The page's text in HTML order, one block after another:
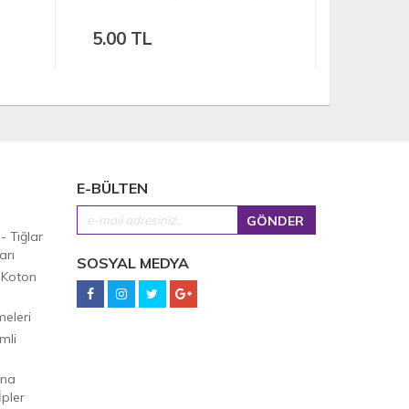
10.00 TL
Tığlar
E-BÜLTEN
SOSYAL MEDYA